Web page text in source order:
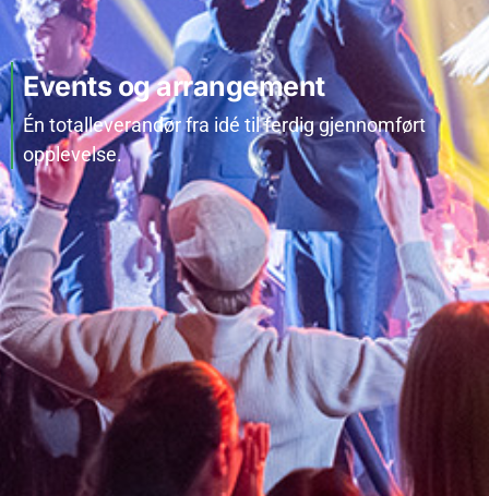
Events og arrangement
Én totalleverandør fra idé til ferdig gjennomført
opplevelse.